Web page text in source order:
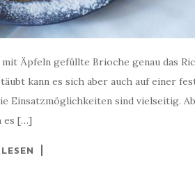
Äpfeln gefüllte Brioche genau das
kann es sich aber auch auf einer
Einsatzmöglichkeiten sind vielseitig.
es […]